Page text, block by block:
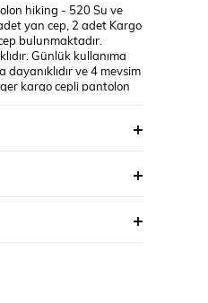
hiking - 520 Su ve
yan cep, 2 adet Kargo
bulunmaktadır.
Günlük kullanıma
ve 4 mevsim
kargo cepli pantolon
usta terzilerimiz